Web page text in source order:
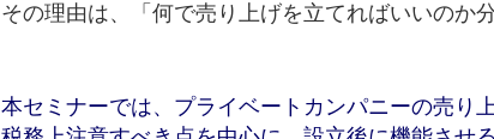
その理由は、「何で売り上げを立てればいいのか
本セミナーでは、プライベートカンパニーの売り